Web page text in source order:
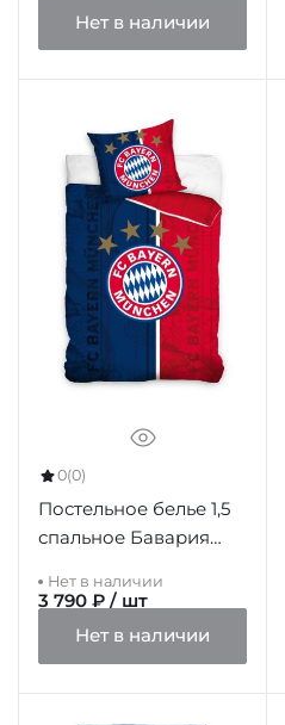
Нет в наличии
0(0)
Постельное белье 1,5
спальное Бавария
Нет в наличии
3 790 ₽ / шт
Нет в наличии